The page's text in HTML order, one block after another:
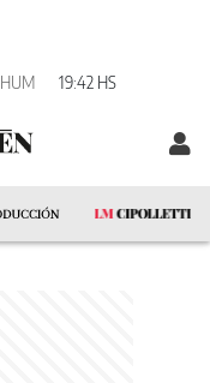
HUM 19:42 HS